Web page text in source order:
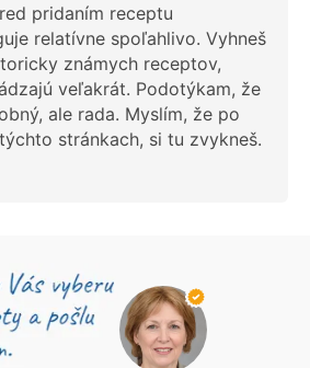
pridaním receptu
relatívne spoľahlivo. Vyhneš
známych receptov,
veľakrát. Podotýkam, že
ale rada. Myslím, že po
stránkach, si tu zvykneš.